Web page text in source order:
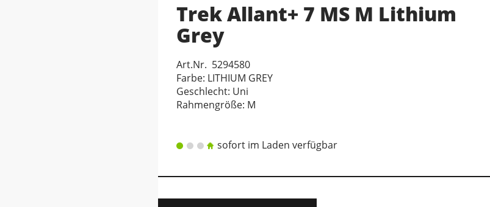
Trek Allant+ 7 MS M Lithium
Grey
Art.Nr. 5294580
Farbe: LITHIUM GREY
Geschlecht: Uni
Rahmengröße: M
sofort im Laden verfügbar